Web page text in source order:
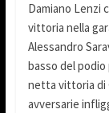
Damiano Lenzi
vittoria nella
Alessandro
basso del podio
netta vittoria di
avversarie